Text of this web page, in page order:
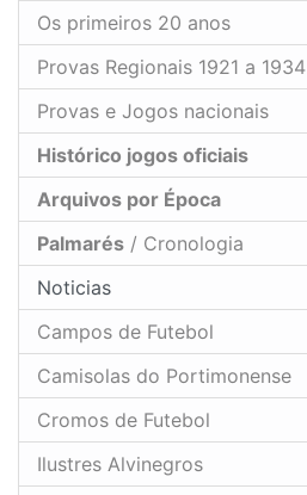
Os primeiros 20 anos
Provas Regionais 1921 a 1934
Provas e Jogos nacionais
Histórico jogos oficiais
Arquivos por Época
Palmarés / Cronologia
Noticias
Campos de Futebol
Camisolas do Portimonense
Cromos de Futebol
Ilustres Alvinegros